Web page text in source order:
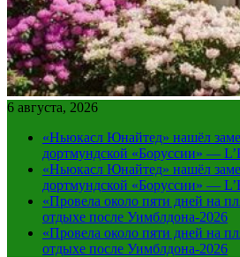
6 августа, 2026
«Ньюкасл Юнайтед» нашёл
дортмундской «Боруссии» —
«Ньюкасл Юнайтед» нашёл
дортмундской «Боруссии» —
«Провела около пяти дней на
отдыхе после Уимблдона-2026
«Провела около пяти дней на
отдыхе после Уимблдона-2026